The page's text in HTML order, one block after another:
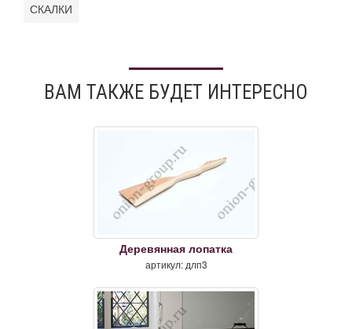
СКАЛКИ
ВАМ ТАКЖЕ БУДЕТ ИНТЕРЕСНО
Деревянная лопатка
артикул: длп3